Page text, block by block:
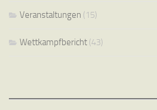
Veranstaltungen (15)
Wettkampfbericht (43)